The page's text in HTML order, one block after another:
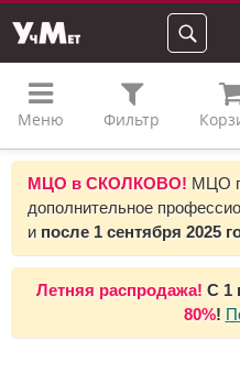
Меню Фильтр
МЦО в СКОЛКОВО! МЦО
дополнительное
и после 1 сентября 2025
Летняя распродажа! С 1
80%!